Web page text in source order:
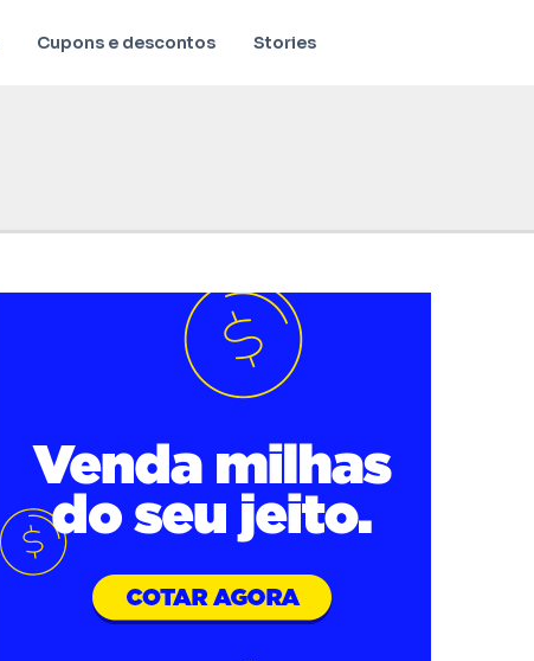
Cupons e descontos Stories